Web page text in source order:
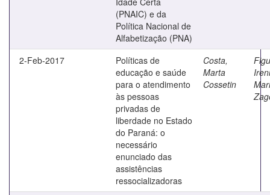
(PNAIC) e da
Política Nacional de
Alfabetização (PNA)
2-Feb-2017
Políticas de
educação e saúde
para o atendimento
às pessoas
privadas de
liberdade no Estado
do Paraná: o
necessário
enunciado das
assistências
ressocializadoras
Costa,
Marta
Cossetin
Ireni